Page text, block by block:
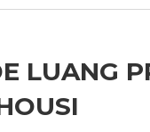
LUANG